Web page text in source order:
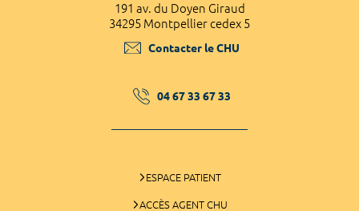
191 av. du Doyen Giraud
34295 Montpellier cedex 5
Contacter le CHU
04 67 33 67 33
ESPACE PATIENT
ACCÈS AGENT CHU